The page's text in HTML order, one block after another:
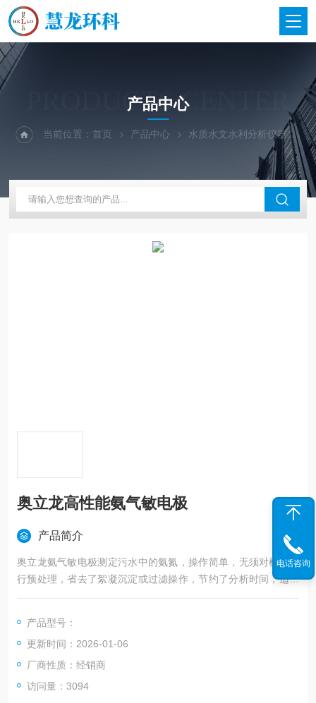
PRODUCTS CENTER
产品中心
当前位置：首页 产品中心 水质水文水利分析仪器
奥立龙高性能氨气敏电极
产品简介
奥立龙氨气敏电极测定污水中的氨氮，操作简单，无须对样品进
行预处理，省去了絮凝沉淀或过滤操作，节约了分析时间，适合
于实验室大批量废水中氨氮含量的测定，尤其对于高浓度废水更
产品型号：
更新时间：2026-01-06
厂商性质：经销商
访问量：3094
电话咨询